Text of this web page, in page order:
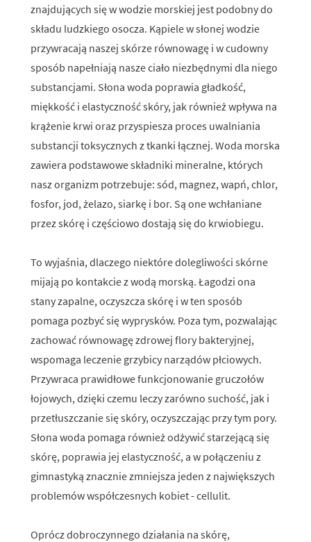
znajdujących się w wodzie morskiej jest podobny do
składu ludzkiego osocza. Kąpiele w słonej wodzie
przywracają naszej skórze równowagę i w cudowny
sposób napełniają nasze ciało niezbędnymi dla niego
substancjami. Słona woda poprawia gładkość,
miękkość i elastyczność skóry, jak również wpływa na
krążenie krwi oraz przyspiesza proces uwalniania
substancji toksycznych z tkanki łącznej. Woda morska
zawiera podstawowe składniki mineralne, których
nasz organizm potrzebuje: sód, magnez, wapń, chlor,
fosfor, jod, żelazo, siarkę i bor. Są one wchłaniane
przez skórę i częściowo dostają się do krwiobiegu.
To wyjaśnia, dlaczego niektóre dolegliwości skórne
mijają po kontakcie z wodą morską. Łagodzi ona
stany zapalne, oczyszcza skórę i w ten sposób
pomaga pozbyć się wyprysków. Poza tym, pozwalając
zachować równowagę zdrowej flory bakteryjnej,
wspomaga leczenie grzybicy narządów płciowych.
Przywraca prawidłowe funkcjonowanie gruczołów
łojowych, dzięki czemu leczy zarówno suchość, jak i
przetłuszczanie się skóry, oczyszczając przy tym pory.
Słona woda pomaga również odżywić starzejącą się
skórę, poprawia jej elastyczność, a w połączeniu z
gimnastyką znacznie zmniejsza jeden z największych
problemów współczesnych kobiet - cellulit.
Oprócz dobroczynnego działania na skórę,